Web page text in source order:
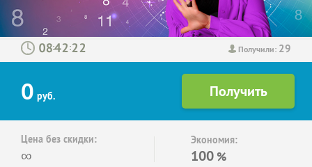
Получили: 29
: :
0 руб.
Цена без скидки:
∞
Экономия:
100 %